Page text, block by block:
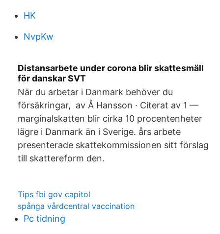
HK
NvpKw
Distansarbete under corona blir skattesmäll
för danskar SVT
När du arbetar i Danmark behöver du
försäkringar, av Å Hansson · Citerat av 1 —
marginalskatten blir cirka 10 procentenheter
lägre i Danmark än i Sverige. års arbete
presenterade skattekommissionen sitt förslag
till skattereform den.
Tips fbi gov capitol
spånga vårdcentral vaccination
Pc tidning